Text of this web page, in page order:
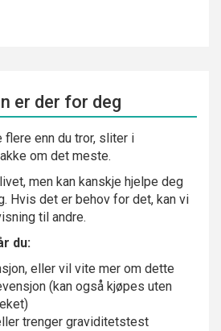
er der for deg
flere enn du tror, sliter i
om det meste.
men kan kanskje hjelpe deg
Hvis det er behov for det, kan vi
til andre.
du:
eller vil vite mer om dette
(kan også kjøpes uten
trenger graviditetstest